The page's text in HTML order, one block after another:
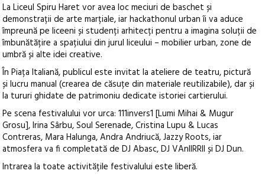
La Liceul Spiru Haret vor avea loc meciuri de baschet și
demonstrații de arte marțiale, iar hackathonul urban îi va aduce
împreună pe liceeni și studenți arhitecți pentru a imagina soluții de
îmbunătățire a spațiului din jurul liceului – mobilier urban, zone de
umbră și alte idei creative.
În Piața Italiană, publicul este invitat la ateliere de teatru, pictură
și lucru manual (crearea de căsuțe din materiale reutilizabile), dar și
la tururi ghidate de patrimoniu dedicate istoriei cartierului.
Pe scena festivalului vor urca: 111invers1 [Lumi Mihai & Mugur
Grosu], Irina Sârbu, Soul Serenade, Cristina Lupu & Lucas
Contreras, Mara Halunga, Andra Andriucă, Jazzy Roots, iar
atmosfera va fi completată de DJ Abasc, DJ VAnIIRRII și DJ Dun.
Intrarea la toate activitățile festivalului este liberă.